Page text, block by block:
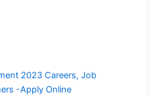
2023 Careers, Job
-Apply Online